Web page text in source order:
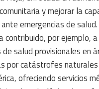
y mejorar la
emergencias de
contribuido, por ejemplo,
salud provisionales en
por catástrofes
ofreciendo servicios